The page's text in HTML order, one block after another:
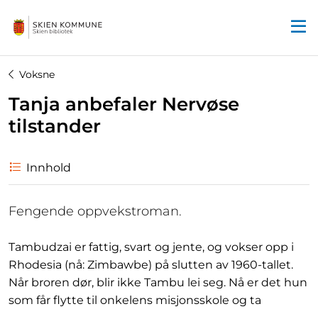
Voksne
Tanja anbefaler Nervøse
tilstander
Innhold
Fengende oppvekstroman.
Tambudzai er fattig, svart og jente, og vokser opp i
Rhodesia (nå: Zimbawbe) på slutten av 1960-tallet.
Når broren dør, blir ikke Tambu lei seg. Nå er det hun
som får flytte til onkelens misjonsskole og ta